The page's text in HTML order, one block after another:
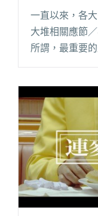
一直以來，各
大堆相關應節
所謂，最重要
起狂歡。今年
壇，到了 9 月
擇 Full Moon